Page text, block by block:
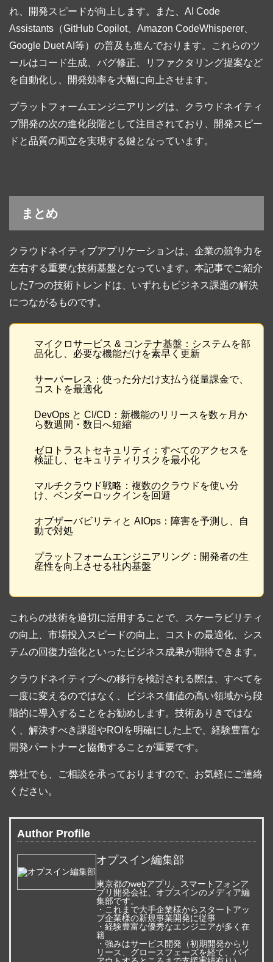
れ、開発スピードが向上します。また、AI Code
Assistants（GitHub Copilot、Amazon CodeWhisperer、
Google Duet AI等）の普及も進んでおります。これらのツ
ールはコード生成、バグ修正、リファクタリング提案など
を自動化し、開発効率を大幅に向上させます。
プラットフォームエンジニアリングは、クラウドネイティ
ブ開発の次の進化段階として注目されており、開発スピー
ドと品質の両立を実現する鍵となっています。
まとめ
クラウドネイティブアプリケーションは、企業の競争力を
左右する重要な技術基盤となっています。本記事でご紹介
した7つの技術トレンドは、いずれもビジネス課題の解決
につながるものです。
マイクロサービス & コンテナ基盤：システムを部
品化し、必要な機能だけを素早く更新
サーバーレス：使った分だけ支払う従量課金で、
コストを最適化
DevOps と CI/CD：新機能のリリースを数ヶ月か
ら数週間・数日へ短縮
ゼロトラストセキュリティ：すべてのアクセスを
検証し、セキュリティリスクを最小化
マルチクラウド戦略：複数のクラウドを使い分
け、ベンダーロックインを回避
オブザーバビリティと AIOps：障害を予測し、自
動で対処
プラットフォームエンジニアリング：開発者の生
産性を向上させる社内基盤
これらの技術を適切に活用することで、スケーラビリティ
の向上、市場投入スピードの向上、コストの最適化、シス
テムの回復力強化といったビジネス成果が期待できます。
クラウドネイティブへの移行を検討される際は、すべてを
一度に変えるのではなく、ビジネス価値の高い領域から段
階的に導入することをお勧めします。技術ありきではな
く、解決すべき課題やROIを明確にした上で、経験豊富な
開発パートナーと協働することが重要です。
弊社でも、ご相談を承っておりますので、お気軽にご連絡
ください。
Author Profile
オプスイン編集部
東京都のwebアプリ、スマートフォンア
プリ開発会社、オプスインのメディア編
集部です。
・これまで大手企業様からスタートアッ
プ企業様の新規事業開発に従事
・経験豊富な優秀なエンジニアが多く在
籍
・強みはサービス開発（初期開発からリ
リース、グロースフェーズを経て、バイ